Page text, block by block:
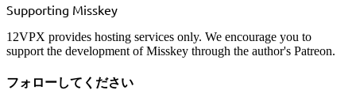
Supporting Misskey
12VPX provides hosting services only. We encourage you to
support the development of Misskey through the author's Patreon.
フォローしてください